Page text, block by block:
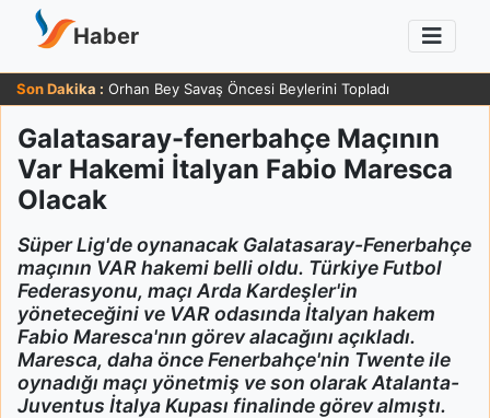
Haber
Son Dakika : Orhan Bey Savaş Öncesi Beylerini Topladı
Galatasaray-fenerbahçe Maçının
Var Hakemi İtalyan Fabio Maresca
Olacak
Süper Lig'de oynanacak Galatasaray-Fenerbahçe
maçının VAR hakemi belli oldu. Türkiye Futbol
Federasyonu, maçı Arda Kardeşler'in
yöneteceğini ve VAR odasında İtalyan hakem
Fabio Maresca'nın görev alacağını açıkladı.
Maresca, daha önce Fenerbahçe'nin Twente ile
oynadığı maçı yönetmiş ve son olarak Atalanta-
Juventus İtalya Kupası finalinde görev almıştı.